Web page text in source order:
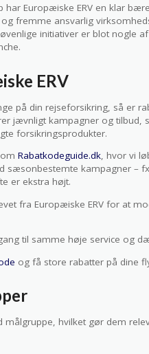
har Europæiske ERV en klar
fremme ansvarlig
initiativer er blot nogle
ERV
på din rejseforsikring, så er
jævnligt kampagner og tilbud,
forsikringsprodukter.
Rabatkodeguide.dk, hvor vi
sæsonbestemte kampagner –
er ekstra højt.
fra Europæiske ERV for at
til samme høje service og
og få store rabatter på dine
målgruppe, hvilket gør dem